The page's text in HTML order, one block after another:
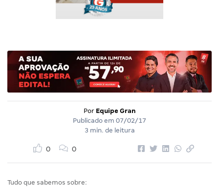
Por Equipe Gran
Publicado em 07/02/17
3 min. de leitura
0 0
Tudo que sabemos sobre: